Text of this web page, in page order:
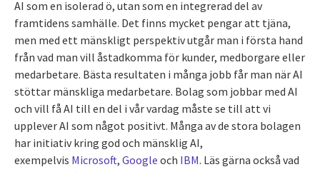
AI som en isolerad ö, utan som en integrerad del av
framtidens samhälle. Det finns mycket pengar att tjäna,
men med ett mänskligt perspektiv utgår man i första hand
från vad man vill åstadkomma för kunder, medborgare eller
medarbetare. Bästa resultaten i många jobb får man när AI
stöttar mänskliga medarbetare. Bolag som jobbar med AI
och vill få AI till en del i vår vardag måste se till att vi
upplever AI som något positivt. Många av de stora bolagen
har initiativ kring god och mänsklig AI,
exempelvis Microsoft, Google och IBM. Läs gärna också vad